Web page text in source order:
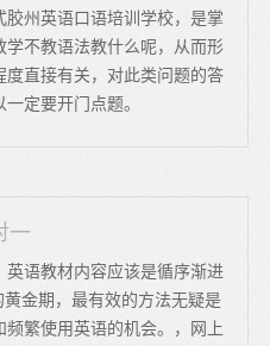
州英语口语培训学校，是掌
不教语法教什么呢，从而形
直接有关，对此类问题的答
定要开门点题。
一
语教材内容应该是循序渐进
金期，最有效的方法无疑是
繁使用英语的机会。，网上